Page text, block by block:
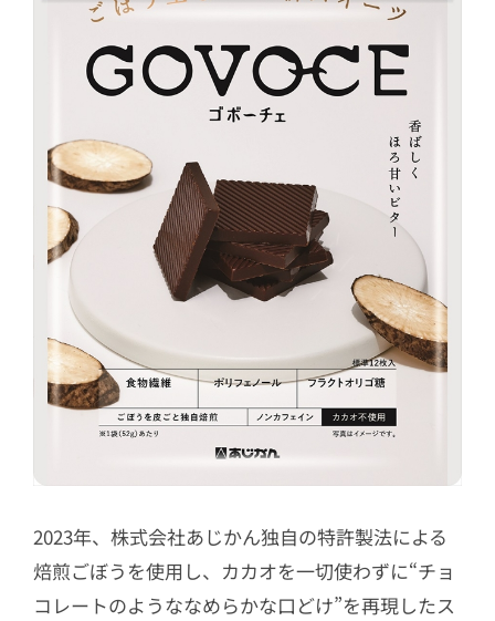
2023年、株式会社あじかん独自の特許製法による
焙煎ごぼうを使用し、カカオを一切使わずに“チョ
コレートのようななめらかな口どけ”を再現したス